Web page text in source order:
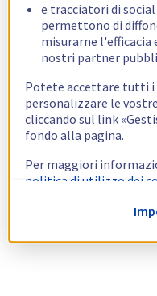
e tracciatori di
permettono di
misurarne l'efficacia
nostri partner
Potete accettare tutti
personalizzare le
cliccando sul link
fondo alla pagina.
Per maggiori
politica di utilizzo dei